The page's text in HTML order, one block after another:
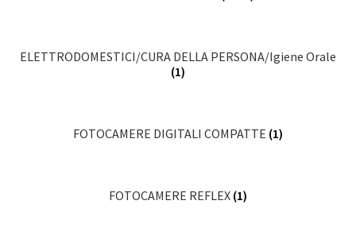
ELETTRODOMESTICI/CURA DELLA PERSONA/Igiene Orale
(1)
FOTOCAMERE DIGITALI COMPATTE (1)
FOTOCAMERE REFLEX (1)